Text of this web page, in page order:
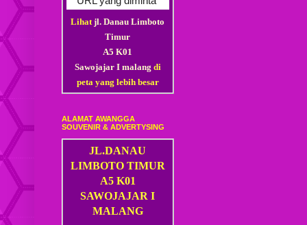
Lihatjl. Danau Limboto
Timur
A5 K01
Sawojajar I malang di
peta yang lebih besar
ALAMAT AWANGGA
SOUVENIR & ADVERTYSING
JL.DANAU
LIMBOTO TIMUR
A5 K01
SAWOJAJAR I
MALANG